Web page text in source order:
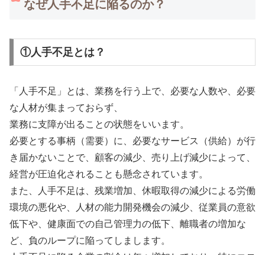
なぜ人手不足に陥るのか？
①人手不足とは？
「人手不足」とは、業務を行う上で、必要な人数や、必要
な人材が集まっておらず、
業務に支障が出ることの状態をいいます。
必要とする事柄（需要）に、必要なサービス（供給）が行
き届かないことで、顧客の減少、売り上げ減少によって、
経営が圧迫化されることも懸念されています。
また、人手不足は、残業増加、休暇取得の減少による労働
環境の悪化や、人材の能力開発機会の減少、従業員の意欲
低下や、健康面での自己管理力の低下、離職者の増加な
ど、負のループに陥ってしまします。